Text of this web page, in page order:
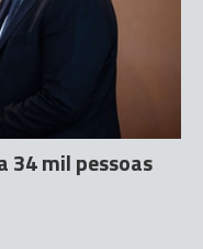
34 mil pessoas